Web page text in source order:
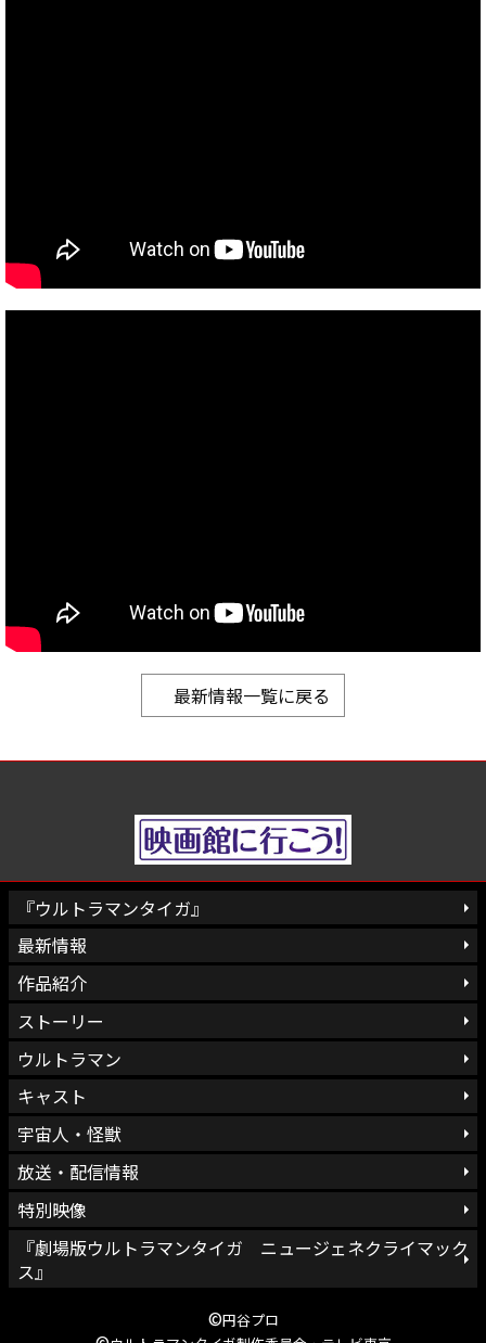
最新情報一覧に戻る
『ウルトラマンタイガ』
最新情報
作品紹介
ストーリー
ウルトラマン
キャスト
宇宙人・怪獣
放送・配信情報
特別映像
『劇場版ウルトラマンタイガ ニュージェネクライマック
ス』
©円谷プロ